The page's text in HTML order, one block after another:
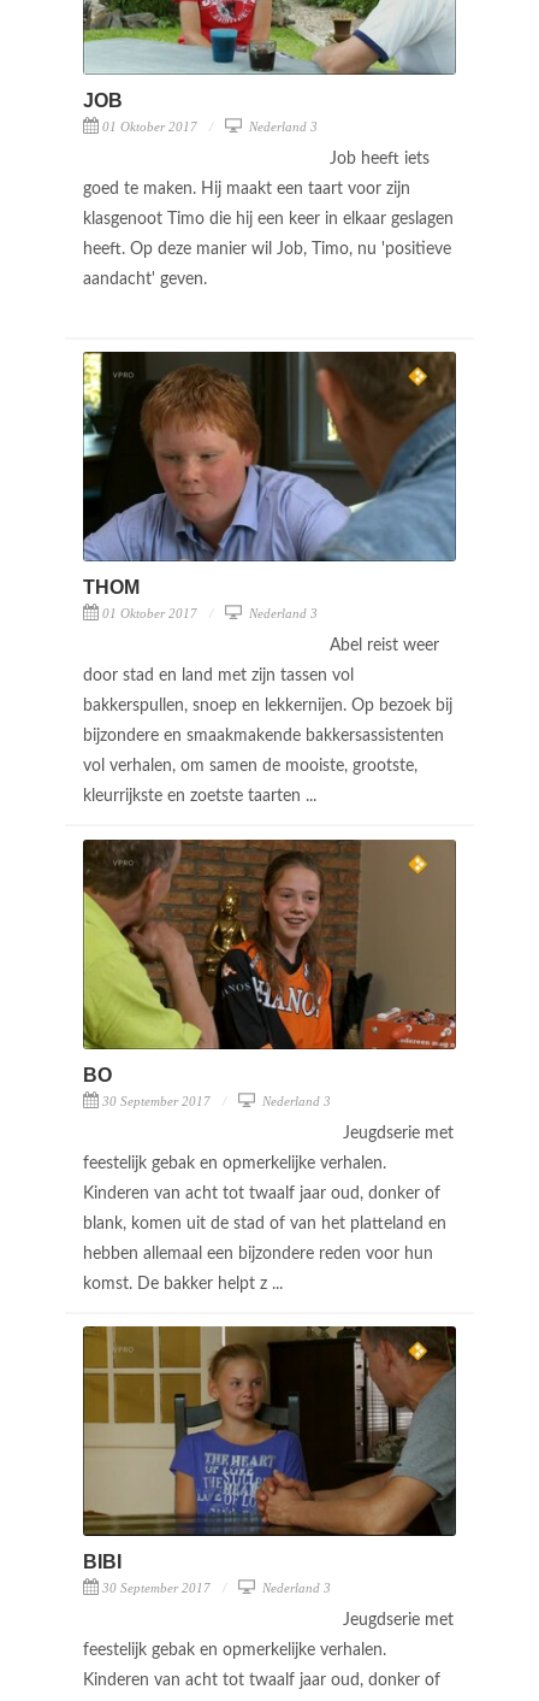
JOB
01 Oktober 2017 Nederland 3
Job heeft iets
goed te maken. Hij maakt een taart voor zijn
klasgenoot Timo die hij een keer in elkaar geslagen
heeft. Op deze manier wil Job, Timo, nu 'positieve
aandacht' geven.
THOM
01 Oktober 2017 Nederland 3
Abel reist weer
door stad en land met zijn tassen vol
bakkerspullen, snoep en lekkernijen. Op bezoek bij
bijzondere en smaakmakende bakkersassistenten
vol verhalen, om samen de mooiste, grootste,
kleurrijkste en zoetste taarten ...
BO
30 September 2017 Nederland 3
Jeugdserie met
feestelijk gebak en opmerkelijke verhalen.
Kinderen van acht tot twaalf jaar oud, donker of
blank, komen uit de stad of van het platteland en
hebben allemaal een bijzondere reden voor hun
komst. De bakker helpt z ...
BIBI
30 September 2017 Nederland 3
Jeugdserie met
feestelijk gebak en opmerkelijke verhalen.
Kinderen van acht tot twaalf jaar oud, donker of